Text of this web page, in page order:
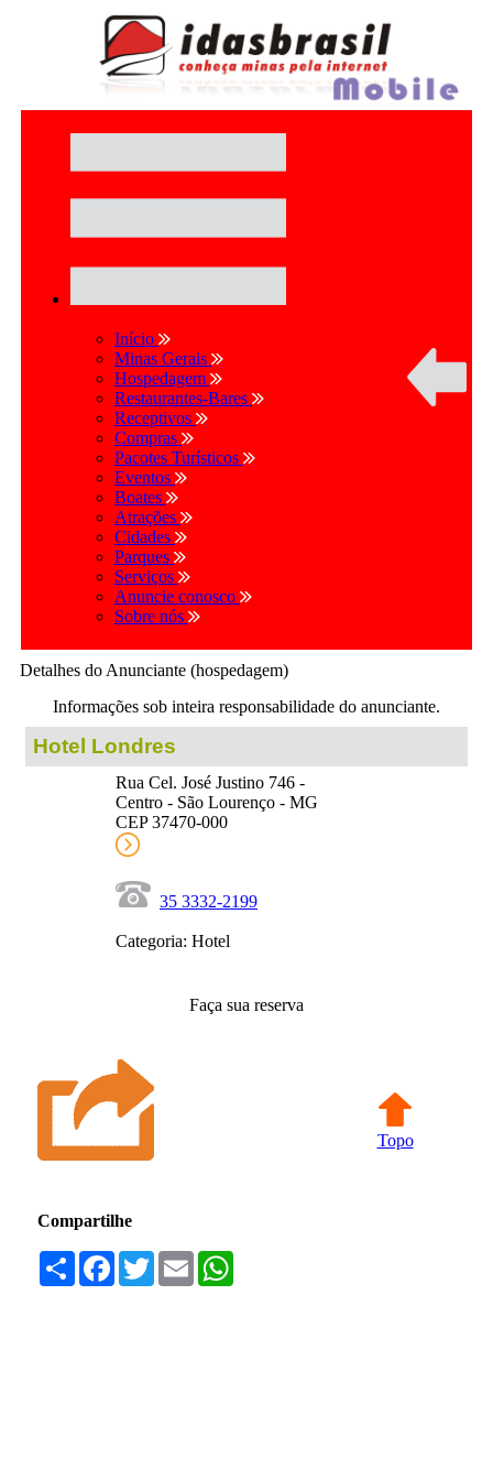
Início
Minas Gerais
Hospedagem
Restaurantes-Bares
Receptivos
Compras
Pacotes Turísticos
Eventos
Boates
Atrações
Cidades
Parques
Serviços
Anuncie conosco
Sobre nós
Detalhes do Anunciante (hospedagem)
Informações sob inteira responsabilidade do anunciante.
Hotel Londres
Rua Cel. José Justino 746 -
Centro - São Lourenço - MG
CEP 37470-000
35 3332-2199
Categoria: Hotel
Faça sua reserva
Topo
Compartilhe
Compartilhar
Facebook
TwitterEmail